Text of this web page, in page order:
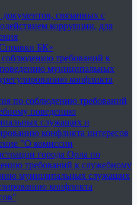
связанных с
коррупции, для
БК»
требований к
муниципальных
конфликта
по соблюдению требований
поведению
служащих и
конфликта интересов
"О комиссии
города Орла по
требований к служебному
муниципальных служащих
конфликта